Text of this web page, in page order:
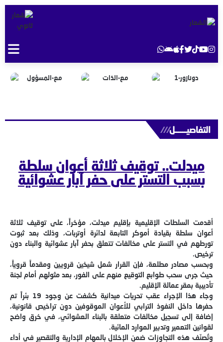
التفاصيــــــل///
ميدلت.. توقيف ثلاثة أعوان سلطة
بسبب التستر على حفر آبار عشوائية
أقدمت السلطات الإقليمية بإقليم ميدلت، مؤخراً، على توقيف ثلاثة
أعوان سلطة بقيادة أموكر التابعة لدائرة أوتربات، وذلك بعد ثبوت
تورطهم في التستر على مخالفات تتعلق بحفر آبار عشوائية والبناء دون
ترخيص.
وبحسب مصادر مطلعة، فإن القرار شمل شيخين قرويين ومقدماً قروياً،
حيث جرى سحب طوابع التوقيع منهم على الفور، بعد مثولهم أمام لجنة
تأديبية بمقر عمالة الإقليم.
وجاء هذا الإجراء عقب تحريات ميدانية كشفت عن وجود 19 بئراً تم
حفرها داخل النفوذ الترابي للأعوان الموقوفين دون تراخيص قانونية،
إضافة إلى تسجيل مخالفات متعلقة بالبناء العشوائي، في خرق واضح
لقوانين التعمير وتدبير الموارد المائية.
وتُصنّف هذه التجاوزات ضمن الإخلال بالمهام الإدارية والتقصير في أداء